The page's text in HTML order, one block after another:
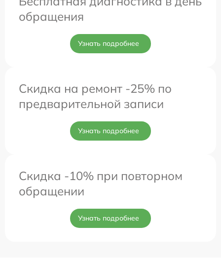
обращения
Узнать подробнее
Скидка на ремонт -25% по
предварительной записи
Узнать подробнее
Скидка -10% при повторном
обращении
Узнать подробнее